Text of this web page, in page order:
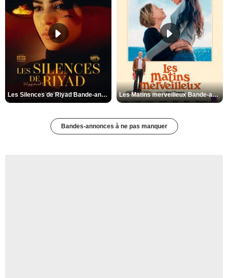
Les Silences de Riyad Bande-annonce VO STFR Les Matins merveilleux Bande-annonce VF
Bandes-annonces à ne pas manquer